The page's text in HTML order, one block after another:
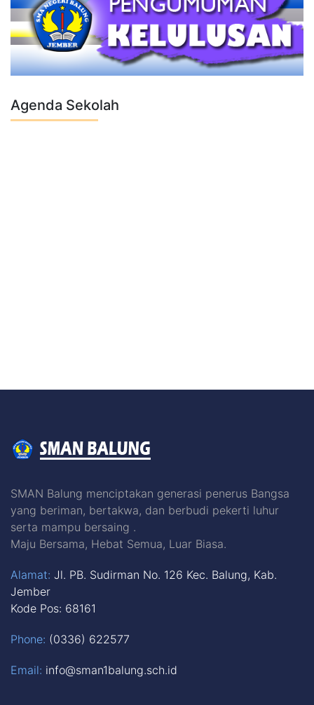
Agenda Sekolah
SMAN Balung menciptakan generasi penerus Bangsa
yang beriman, bertakwa, dan berbudi pekerti luhur
serta mampu bersaing .
Maju Bersama, Hebat Semua, Luar Biasa.
Alamat: Jl. PB. Sudirman No. 126 Kec. Balung, Kab.
Jember
Kode Pos: 68161
Phone: (0336) 622577
Email: info@sman1balung.sch.id